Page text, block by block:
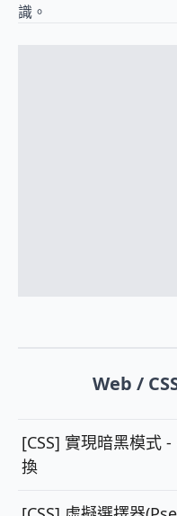
識。
Web /
[CSS] 實現暗黑模式
換